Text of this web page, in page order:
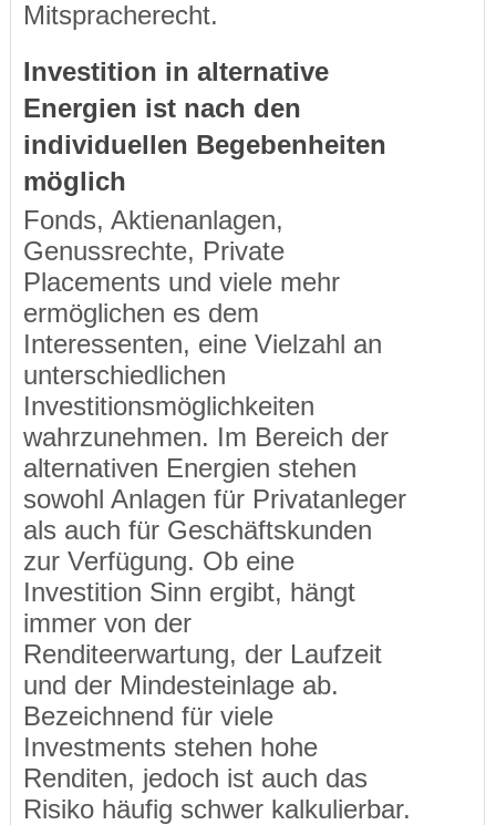
Mitspracherecht.
Investition in alternative
Energien ist nach den
individuellen Begebenheiten
möglich
Fonds, Aktienanlagen,
Genussrechte, Private
Placements und viele mehr
ermöglichen es dem
Interessenten, eine Vielzahl an
unterschiedlichen
Investitionsmöglichkeiten
wahrzunehmen. Im Bereich der
alternativen Energien stehen
sowohl Anlagen für Privatanleger
als auch für Geschäftskunden
zur Verfügung. Ob eine
Investition Sinn ergibt, hängt
immer von der
Renditeerwartung, der Laufzeit
und der Mindesteinlage ab.
Bezeichnend für viele
Investments stehen hohe
Renditen, jedoch ist auch das
Risiko häufig schwer kalkulierbar.